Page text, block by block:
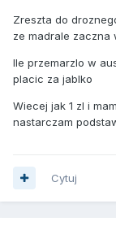
Zreszta do
ze madrale zaczna
Ile przemarzlo w
placic za jablko
Wiecej jak 1 zl i
nastarczam
Cytuj